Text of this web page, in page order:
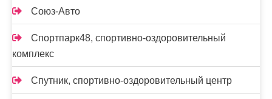
Союз-Авто
Спортпарк48, спортивно-оздоровительный
комплекс
Спутник, спортивно-оздоровительный центр